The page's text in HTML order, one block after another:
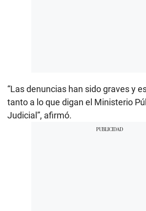
“Las denuncias han sido graves y
tanto a lo que digan el Ministerio
Judicial”, afirmó.